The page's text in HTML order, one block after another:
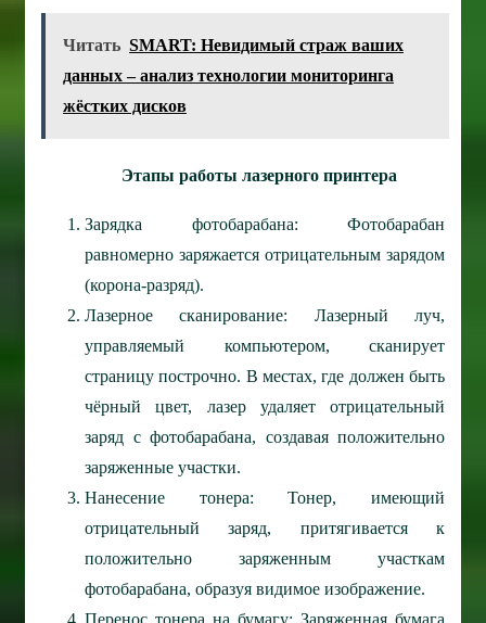
Читать SMART: Невидимый страж ваших
данных – анализ технологии мониторинга
жёстких дисков
Этапы работы лазерного принтера
Зарядка фотобарабана: Фотобарабан
равномерно заряжается отрицательным зарядом
(корона-разряд).
Лазерное сканирование: Лазерный луч,
управляемый компьютером, сканирует
страницу построчно. В местах, где должен быть
чёрный цвет, лазер удаляет отрицательный
заряд с фотобарабана, создавая положительно
заряженные участки.
Нанесение тонера: Тонер, имеющий
отрицательный заряд, притягивается к
положительно заряженным участкам
фотобарабана, образуя видимое изображение.
Перенос тонера на бумагу: Заряженная бумага